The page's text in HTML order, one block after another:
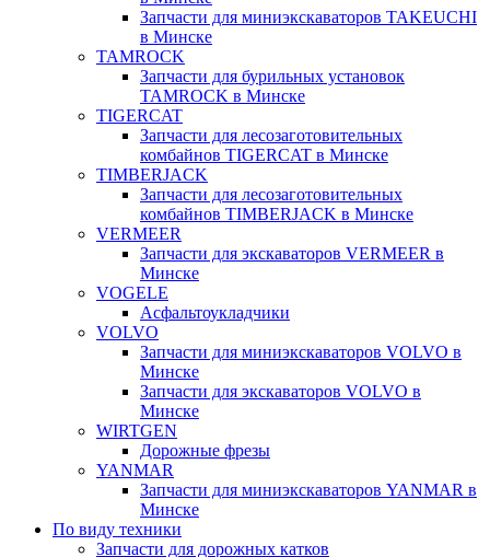
Запчасти для миниэкскаваторов TAKEUCHI
в Минске
TAMROCK
Запчасти для бурильных установок
TAMROCK в Минске
TIGERCAT
Запчасти для лесозаготовительных
комбайнов TIGERCAT в Минске
TIMBERJACK
Запчасти для лесозаготовительных
комбайнов TIMBERJACK в Минске
VERMEER
Запчасти для экскаваторов VERMEER в
Минске
VOGELE
Асфальтоукладчики
VOLVO
Запчасти для миниэкскаваторов VOLVO в
Минске
Запчасти для экскаваторов VOLVO в
Минске
WIRTGEN
Дорожные фрезы
YANMAR
Запчасти для миниэкскаваторов YANMAR в
Минске
По виду техники
Запчасти для дорожных катков